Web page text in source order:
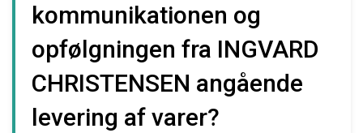
kommunikationen og
opfølgningen fra INGVARD
CHRISTENSEN angående
levering af varer?